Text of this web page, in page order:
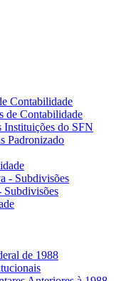
Contabilidade
de Contabilidade
do SFN
Padronizado
- Subdivisões
Subdivisões
de 1988